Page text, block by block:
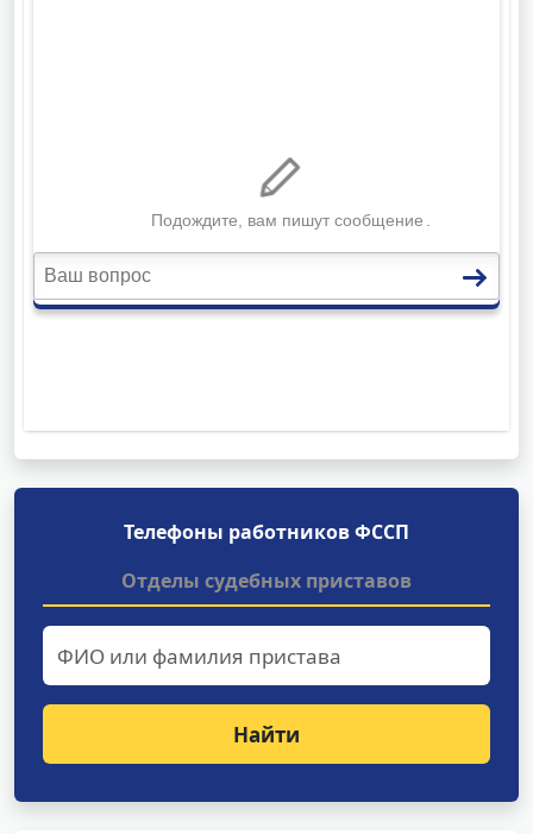
Телефоны работников ФССП
Отделы судебных приставов
Найти